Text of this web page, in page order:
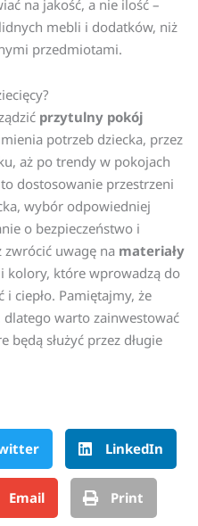
na jakość, a nie ilość –
mebli i dodatków, niż
przedmiotami.
przytulny pokój
potrzeb dziecka, przez
aż po trendy w pokojach
dostosowanie przestrzeni
wybór odpowiedniej
o bezpieczeństwo i
uwagę na materiały
kolory, które wprowadzą do
ciepło. Pamiętajmy, że
dlatego warto zainwestować
służyć przez długie
LinkedIn
Email Print